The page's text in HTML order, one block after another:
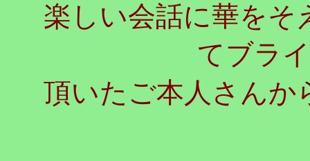
楽しい会話に華をそ
てブラ
頂いたご本人さんか